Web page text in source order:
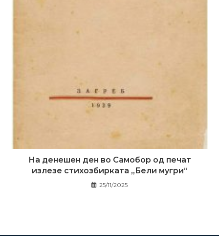
На денешен ден во Самобор од печат
излезе стихозбирката „Бели мугри“
25/11/2025